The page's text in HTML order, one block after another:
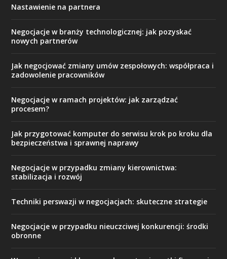
Nastawienie na partnera
Negocjacje w branży technologicznej: jak pozyskać
nowych partnerów
Jak negocjować zmiany umów zespołowych: współpraca i
zadowolenie pracowników
Negocjacje w ramach projektów: jak zarządzać
procesem?
Jak przygotować komputer do serwisu krok po kroku dla
bezpieczeństwa i sprawnej naprawy
Negocjacje w przypadku zmiany kierownictwa:
stabilizacja i rozwój
Techniki perswazji w negocjacjach: skuteczne strategie
Negocjacje w przypadku nieuczciwej konkurencji: środki
obronne